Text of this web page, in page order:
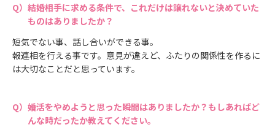
結婚相手に求める条件で、これだけは譲れないと決めていた
ものはありましたか？
短気でない事、話し合いができる事。
報連相を行える事です。意見が違えど、ふたりの関係性を作るに
は大切なことだと思っています。
婚活をやめようと思った瞬間はありましたか？もしあればど
んな時だったか教えてください。